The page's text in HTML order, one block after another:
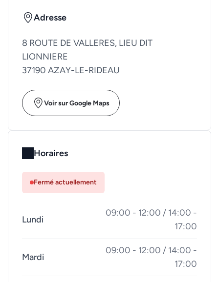
Adresse
8 ROUTE DE VALLERES, LIEU DIT
LIONNIERE
37190 AZAY-LE-RIDEAU
Voir sur Google Maps
Horaires
Fermé actuellement
Lundi
09:00 - 12:00 / 14:00 -
17:00
Mardi
09:00 - 12:00 / 14:00 -
17:00